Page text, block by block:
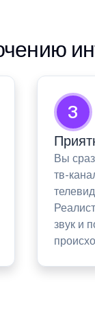
3
Вы
тв-
звук и